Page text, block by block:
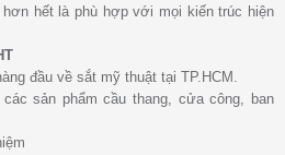
hết là phù hợp với mọi kiến trúc hiện
đầu về sắt mỹ thuật tại TP.HCM.
sản phẩm cầu thang, cửa công, ban